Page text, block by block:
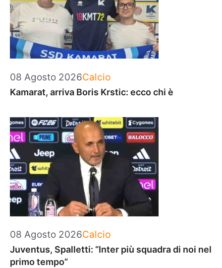
08 Agosto 2026Categorie
Calcio
Kamarat, arriva Boris Krstic: ecco chi è
08 Agosto 2026Categorie
Calcio
Juventus, Spalletti: “Inter più squadra di noi nel
primo tempo”